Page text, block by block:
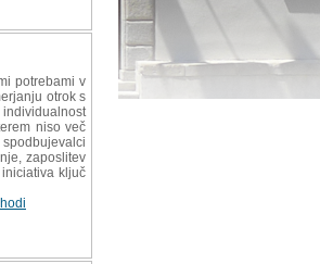
potrebami v
otrok s
niso več
zaposlitev
ključ